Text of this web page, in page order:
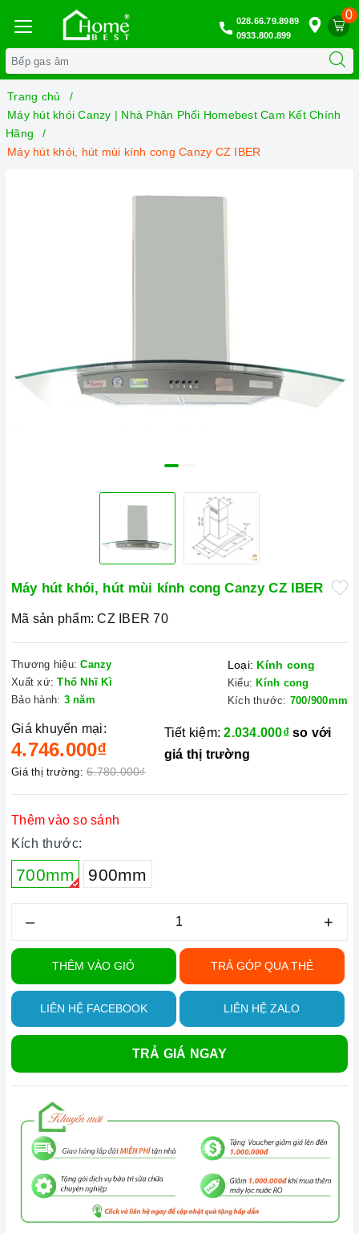
0
028.66.79.8989
0933.800.899
Trang chủ
Máy hút khói Canzy | Nhà Phân Phối Homebest Cam Kết Chính
Hãng
Máy hút khói, hút mùi kính cong Canzy CZ IBER
Máy hút khói, hút mùi kính cong Canzy CZ IBER
Mã sản phẩm: CZ IBER 70
Thương hiệu: Canzy
Xuất xứ: Thổ Nhĩ Kì
Bảo hành: 3 năm
Loại: Kính cong
Kiểu: Kính cong
Kích thước: 700/900mm
Giá khuyến mại:
4.746.000₫
Giá thị trường: 6.780.000₫
Tiết kiệm:2.034.000₫ so với
giá thị trường
Thêm vào so sánh
Kích thước:
700mm 900mm
– +
THÊM VÀO GIỎ TRẢ GÓP QUA THẺ
LIÊN HỆ FACEBOOK LIÊN HỆ ZALO
TRẢ GIÁ NGAY